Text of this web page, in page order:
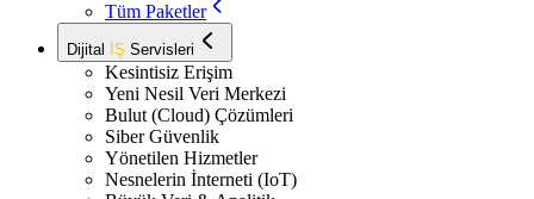
Tüm Paketler
Dijital İŞ Servisleri
Kesintisiz Erişim
Yeni Nesil Veri Merkezi
Bulut (Cloud) Çözümleri
Siber Güvenlik
Yönetilen Hizmetler
Nesnelerin İnterneti (IoT)